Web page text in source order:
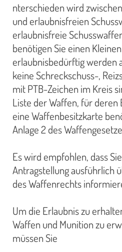
nterschieden wird
und erlaubnisfreien
erlaubnisfreie
benötigen Sie einen
erlaubnisbedürftig werden
keine Schreckschuss-,
mit PTB-Zeichen im Kreis
Liste der Waffen, für deren
eine Waffenbesitzkarte
Anlage 2 des
Es wird empfohlen, dass
Antragstellung ausführlich
des Waffenrechts
Um die Erlaubnis zu
Waffen und Munition zu
müssen Sie